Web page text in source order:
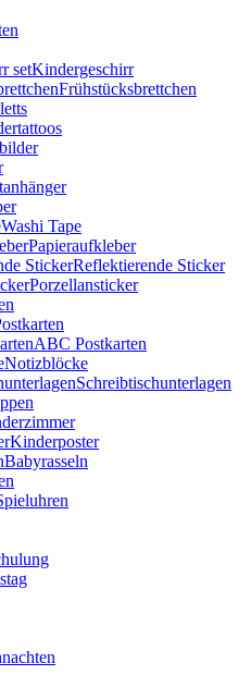
Kindergeschirr
Frühstücksbrettchen
Washi Tape
Papieraufkleber
Reflektierende Sticker
Porzellansticker
ABC Postkarten
Notizblöcke
Schreibtischunterlagen
Kinderposter
Babyrasseln